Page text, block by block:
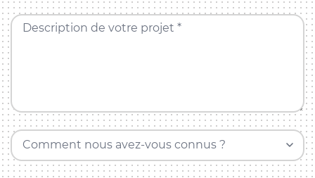
Description de votre projet *
Comment nous avez-vous connus ?